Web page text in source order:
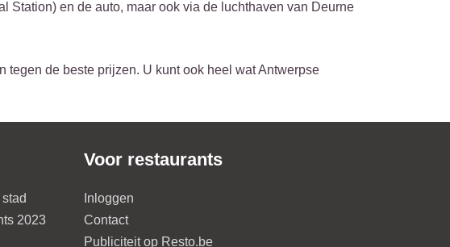
Station) en de auto, maar ook via de luchthaven van Deurne
tegen de beste prijzen. U kunt ook heel wat Antwerpse
2023
Voor restaurants
Inloggen
Contact
Publiciteit op Resto.be